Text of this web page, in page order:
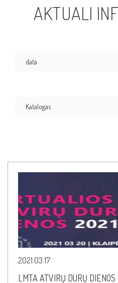
AKTUALI
data
Katalogas
2021.03.17
LMTA ATVIRŲ DURŲ DIENOS